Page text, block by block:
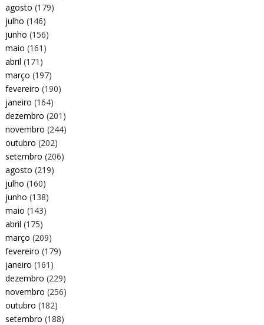
agosto (179)
julho (146)
junho (156)
maio (161)
abril (171)
março (197)
fevereiro (190)
janeiro (164)
dezembro (201)
novembro (244)
outubro (202)
setembro (206)
agosto (219)
julho (160)
junho (138)
maio (143)
abril (175)
março (209)
fevereiro (179)
janeiro (161)
dezembro (229)
novembro (256)
outubro (182)
setembro (188)